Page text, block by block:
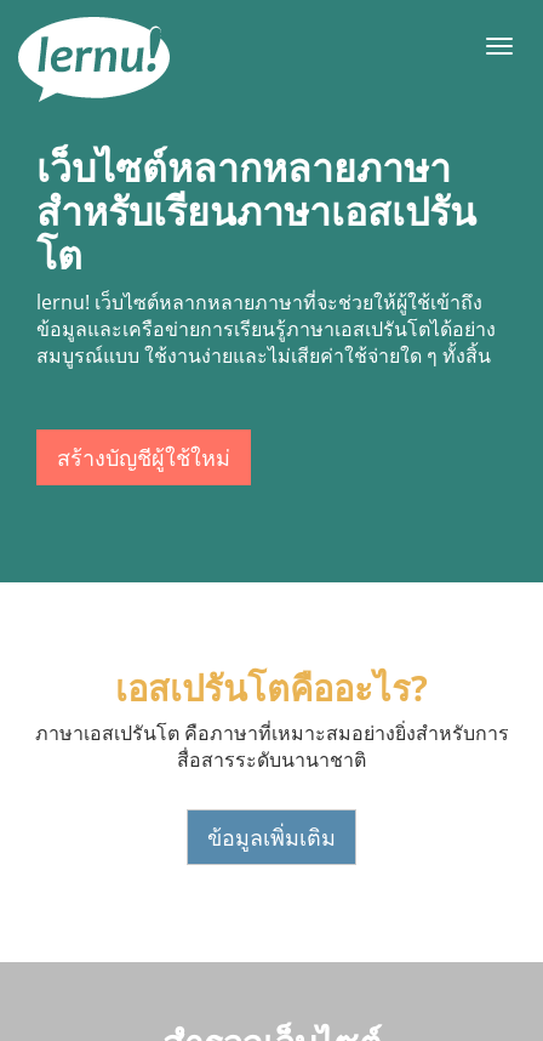
สารบัญ
เมนู
เว็บไซต์หลากหลายภาษา
สำหรับเรียนภาษาเอสเปรัน
โต
lernu! เว็บไซต์หลากหลายภาษาที่จะช่วยให้ผู้ใช้เข้าถึง
ข้อมูลและเครือข่ายการเรียนรู้ภาษาเอสเปรันโตได้อย่าง
สมบูรณ์แบบ ใช้งานง่ายและไม่เสียค่าใช้จ่ายใด ๆ ทั้งสิ้น
สร้างบัญชีผู้ใช้ใหม่
เอสเปรันโตคืออะไร?
ภาษาเอสเปรันโต คือภาษาที่เหมาะสมอย่างยิ่งสำหรับการ
สื่อสารระดับนานาชาติ
ข้อมูลเพิ่มเติม